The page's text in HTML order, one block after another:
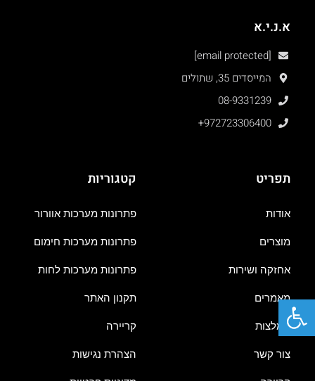
א.נ.י.א
[email protected]
המייסדים 35, שתולים
08-9331239
+972723306400
תפריט
אודות
מוצרים
אחזקה ושירות
מאמרים
המלצות
צור קשר
קטגוריות
פתרונות מערכות אוורור
פתרונות מערכות חימום
פתרונות מערכות לחות
תקנון האתר
קריירה
הצהרת נגישות
פתח סרגל נגישות